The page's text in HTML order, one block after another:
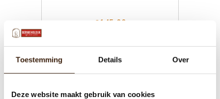
Toestemming Details Over
Deze website maakt gebruik van cookies
€145,00
Toevoegen aan winkelwagen